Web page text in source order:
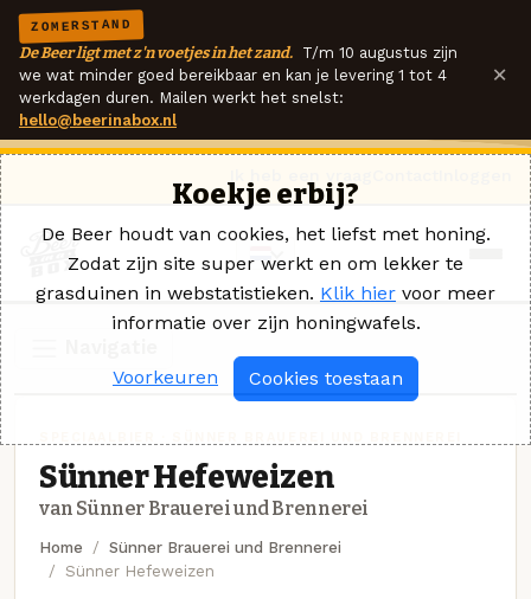
ZOMERSTAND
De Beer ligt met z'n voetjes in het zand. T/m 10 augustus zijn
we wat minder goed bereikbaar en kan je levering 1 tot 4
werkdagen duren. Mailen werkt het snelst:
hello@beerinabox.nl
×
Sünner Hefeweizen
van Sünner Brauerei und Brennerei
Home
Sünner Brauerei und Brennerei
Sünner Hefeweizen
Koekje erbij?
De Beer houdt van cookies, het liefst met honing.
Zodat zijn site super werkt en om lekker te
grasduinen in webstatistieken. Klik hier voor meer
informatie over zijn honingwafels.
Voorkeuren Cookies toestaan